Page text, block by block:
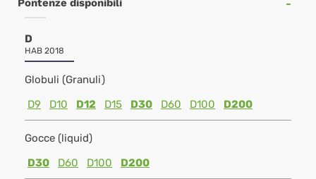
Pontenze disponibili
D
HAB 2018
Globuli (Granuli)
D9
D10 D12 D15 D30 D60 D100 D200
Gocce (liquid)
D30
D60 D100 D200